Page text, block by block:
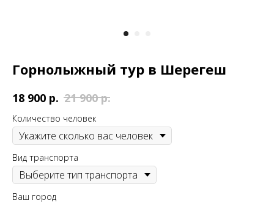
Горнолыжный тур в Шерегеш
18 900 р. 21 900 р.
Количество человек
Вид транспорта
Ваш город